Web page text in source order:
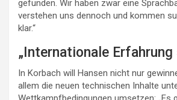
gefunden. Wir haben zwar eine
verstehen uns dennoch und kommen
klar.“
„Internationale Erfahrung
In Korbach will Hansen nicht nur
allem die neuen technischen Inhalte